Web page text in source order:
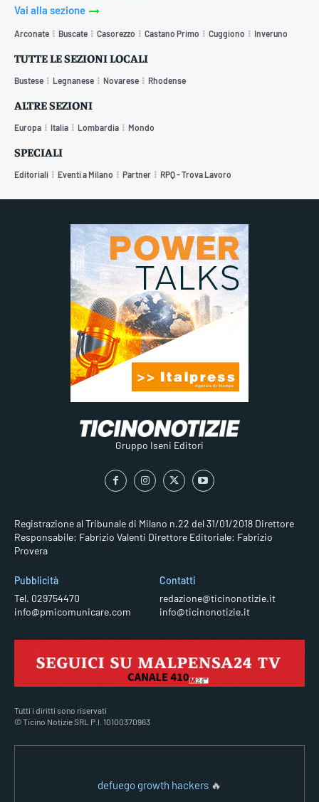
Vai alla sezione
Arconate Buscate Casorezzo Castano Primo Cuggiono Inveruno
TUTTE LE SEZIONI LOCALI
Bustese Legnanese Novarese Rhodense
ALTRE SEZIONI
Europa Italia Lombardia Mondo
SPECIALI
Editoriali Eventi a Milano Partner RPQ - Trova Lavoro
Gruppo Iseni Editori
Registrazione al Tribunale di Milano n.22 del 31/01/2018 Direttore
Responsabile: Fabrizio Valenti Direttore Editoriale: Fabrizio
Provera
Pubblicità
Tel. 029754470
info@pmicomunicare.com
Contatti
redazione@ticinonotizie.it
info@ticinonotizie.it
Tutti i diritti sono riservati
© Ticino Notizie SRL P.I. 10100370963
defuego growth hackers 🔥